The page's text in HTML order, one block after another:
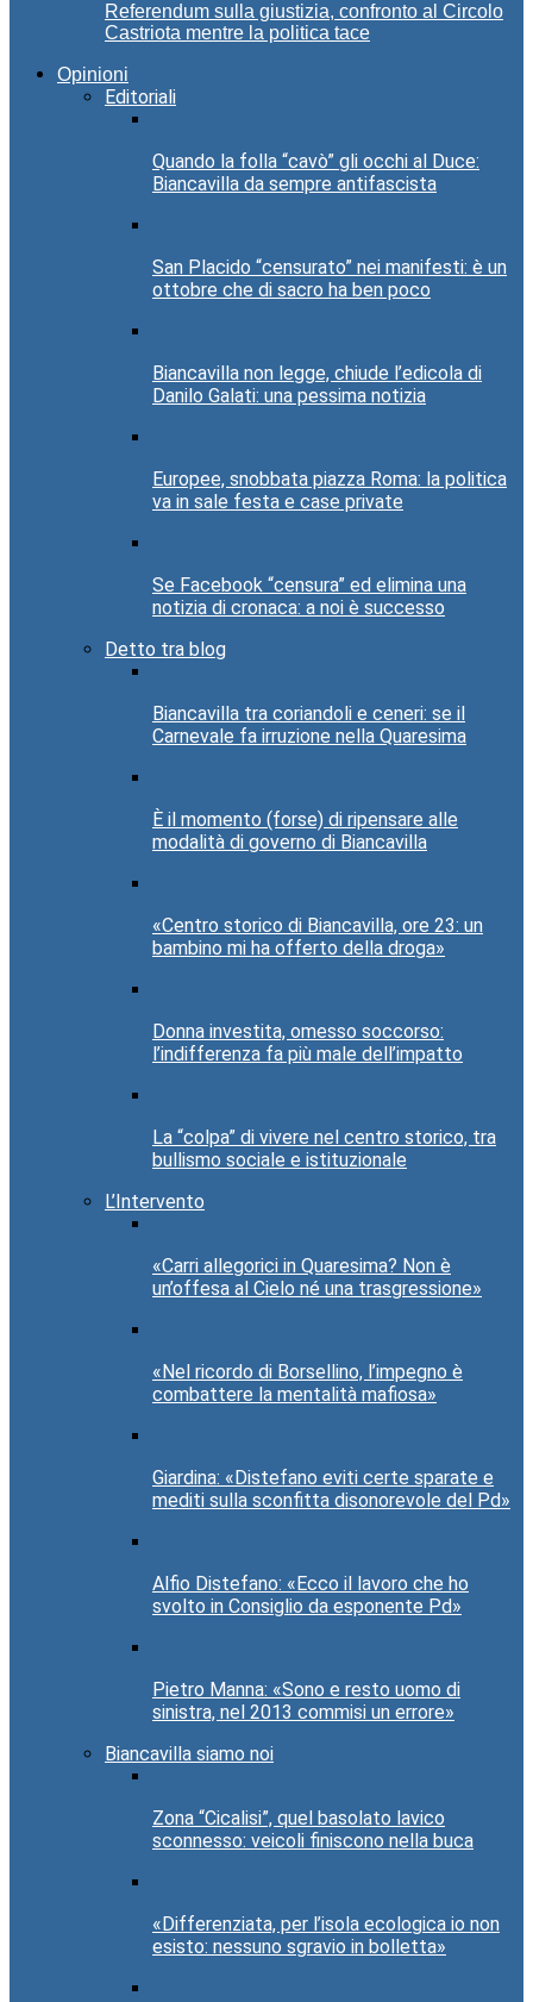
Referendum sulla giustizia, confronto al Circolo
Castriota mentre la politica tace
Opinioni
Editoriali
Quando la folla “cavò” gli occhi al Duce:
Biancavilla da sempre antifascista
San Placido “censurato” nei manifesti: è un
ottobre che di sacro ha ben poco
Biancavilla non legge, chiude l’edicola di
Danilo Galati: una pessima notizia
Europee, snobbata piazza Roma: la politica
va in sale festa e case private
Se Facebook “censura” ed elimina una
notizia di cronaca: a noi è successo
Detto tra blog
Biancavilla tra coriandoli e ceneri: se il
Carnevale fa irruzione nella Quaresima
È il momento (forse) di ripensare alle
modalità di governo di Biancavilla
«Centro storico di Biancavilla, ore 23: un
bambino mi ha offerto della droga»
Donna investita, omesso soccorso:
l’indifferenza fa più male dell’impatto
La “colpa” di vivere nel centro storico, tra
bullismo sociale e istituzionale
L’Intervento
«Carri allegorici in Quaresima? Non è
un’offesa al Cielo né una trasgressione»
«Nel ricordo di Borsellino, l’impegno è
combattere la mentalità mafiosa»
Giardina: «Distefano eviti certe sparate e
mediti sulla sconfitta disonorevole del Pd»
Alfio Distefano: «Ecco il lavoro che ho
svolto in Consiglio da esponente Pd»
Pietro Manna: «Sono e resto uomo di
sinistra, nel 2013 commisi un errore»
Biancavilla siamo noi
Zona “Cicalisi”, quel basolato lavico
sconnesso: veicoli finiscono nella buca
«Differenziata, per l’isola ecologica io non
esisto: nessuno sgravio in bolletta»